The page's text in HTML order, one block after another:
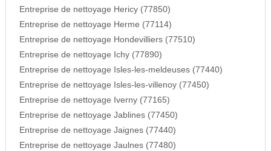
Entreprise de nettoyage Hericy (77850)
Entreprise de nettoyage Herme (77114)
Entreprise de nettoyage Hondevilliers (77510)
Entreprise de nettoyage Ichy (77890)
Entreprise de nettoyage Isles-les-meldeuses (77440)
Entreprise de nettoyage Isles-les-villenoy (77450)
Entreprise de nettoyage Iverny (77165)
Entreprise de nettoyage Jablines (77450)
Entreprise de nettoyage Jaignes (77440)
Entreprise de nettoyage Jaulnes (77480)